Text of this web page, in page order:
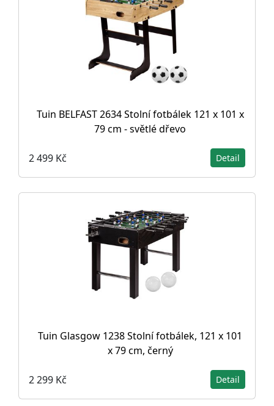
Tuin BELFAST 2634 Stolní fotbálek 121 x 101 x
79 cm - světlé dřevo
2 499 Kč Detail
Tuin Glasgow 1238 Stolní fotbálek, 121 x 101
x 79 cm, černý
2 299 Kč Detail